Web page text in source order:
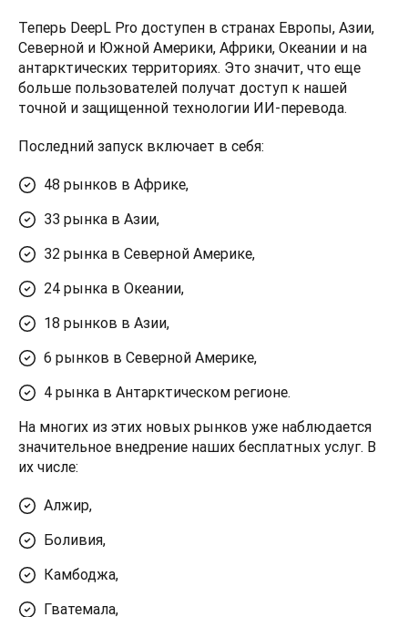
Теперь DeepL Pro доступен в странах Европы, Азии,
Северной и Южной Америки, Африки, Океании и на
антарктических территориях. Это значит, что еще
больше пользователей получат доступ к нашей
точной и защищенной технологии ИИ-перевода.
Последний запуск включает в себя:
48 рынков в Африке,
33 рынка в Азии,
32 рынка в Северной Америке,
24 рынка в Океании,
18 рынков в Азии,
6 рынков в Северной Америке,
4 рынка в Антарктическом регионе.
На многих из этих новых рынков уже наблюдается
значительное внедрение наших бесплатных услуг. В
их числе:
Алжир,
Боливия,
Камбоджа,
Гватемала,